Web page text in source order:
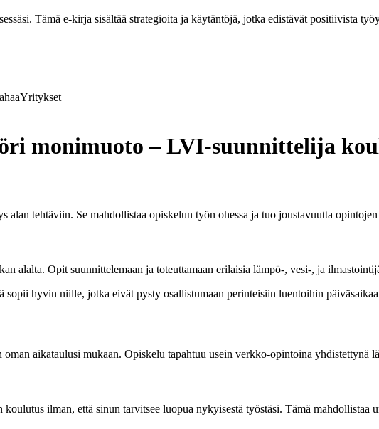
Tämä e-kirja sisältää strategioita ja käytäntöjä, jotka edistävät positiivista
Yritykset
monimuoto – LVI-suunnittelija
tehtäviin. Se mahdollistaa opiskelun työn ohessa ja tuo joustavuutta
alalta. Opit suunnittelemaan ja toteuttamaan erilaisia lämpö-, vesi-, ja
sopii hyvin niille, jotka eivät pysty osallistumaan perinteisiin luentoihin
aikataulusi mukaan. Opiskelu tapahtuu usein verkko-opintoina yhdistettynä
ilman, että sinun tarvitsee luopua nykyisestä työstäsi. Tämä mahdollistaa